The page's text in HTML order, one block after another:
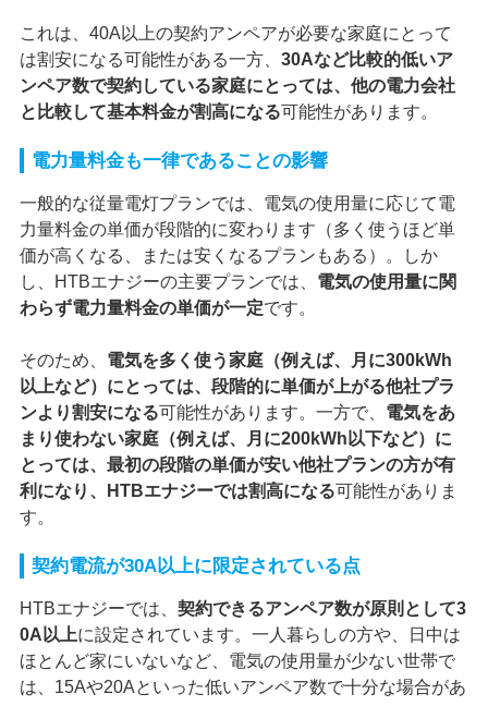
これは、40A以上の契約アンペアが必要な家庭にとって
は割安になる可能性がある一方、 30Aなど比較的低いア
ンペア数で契約している家庭にとっては、他の電力会社
と比較して基本料金が割高になる可能性があります。
電力量料金も一律であることの影響
一般的な従量電灯プランでは、電気の使用量に応じて電
力量料金の単価が段階的に変わります（多く使うほど単
価が高くなる、または安くなるプランもある）。しか
し、HTBエナジーの主要プランでは、 電気の使用量に関
わらず電力量料金の単価が一定です。
そのため、 電気を多く使う家庭（例えば、月に300kWh
以上など）にとっては、段階的に単価が上がる他社プラ
ンより割安になる可能性があります。一方で、 電気をあ
まり使わない家庭（例えば、月に200kWh以下など）に
とっては、最初の段階の単価が安い他社プランの方が有
利になり、HTBエナジーでは割高になる可能性がありま
す。
契約電流が30A以上に限定されている点
HTBエナジーでは、 契約できるアンペア数が原則として3
0A以上に設定されています。一人暮らしの方や、日中は
ほとんど家にいないなど、電気の使用量が少ない世帯で
は、15Aや20Aといった低いアンペア数で十分な場合があ